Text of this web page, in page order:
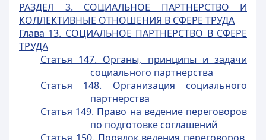
РАЗДЕЛ 3. СОЦИАЛЬНОЕ ПАРТНЕРСТВО И
КОЛЛЕКТИВНЫЕ ОТНОШЕНИЯ В СФЕРЕ ТРУДА
Глава 13. СОЦИАЛЬНОЕ ПАРТНЕРСТВО В СФЕРЕ
ТРУДА
Статья 147. Органы, принципы и задачи
социального партнерства
Статья 148. Организация социального
партнерства
Статья 149. Право на ведение переговоров
по подготовке соглашений